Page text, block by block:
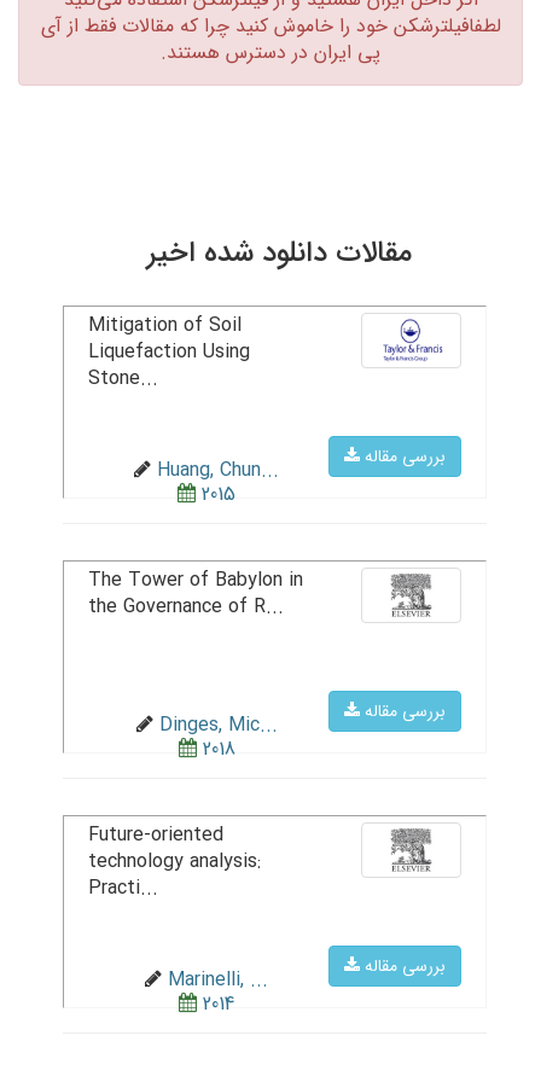
لطفافیلترشکن خود را خاموش کنید چرا که مقالات فقط از آی
پی ایران در دسترس هستند.‏
مقالات دانلود شده اخیر
بررسی مقاله
Mitigation of Soil
Liquefaction Using
Stone...
Huang, Chun...
2015
بررسی مقاله
The Tower of Babylon in
the Governance of R...
Dinges, Mic...
2018
بررسی مقاله
Future-oriented
technology analysis:
Practi...
Marinelli, ...
2014